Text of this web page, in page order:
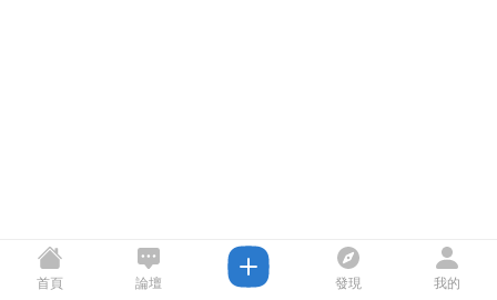
首頁 論壇 發現 我的